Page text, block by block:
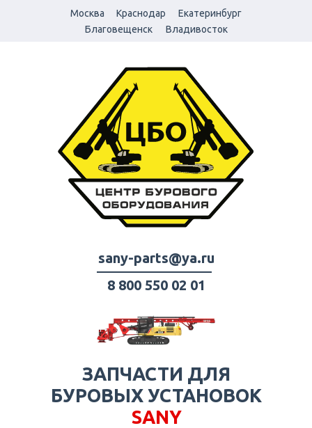
Москва Краснодар
Екатеринбург
Благовещенск
Владивосток
sany-parts@ya.ru
8 800 550 02 01
ЗАПЧАСТИ ДЛЯ
БУРОВЫХ УСТАНОВОК
SANY